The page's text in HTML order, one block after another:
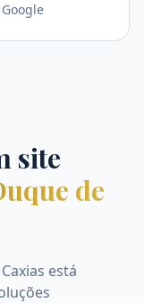
site
de
está